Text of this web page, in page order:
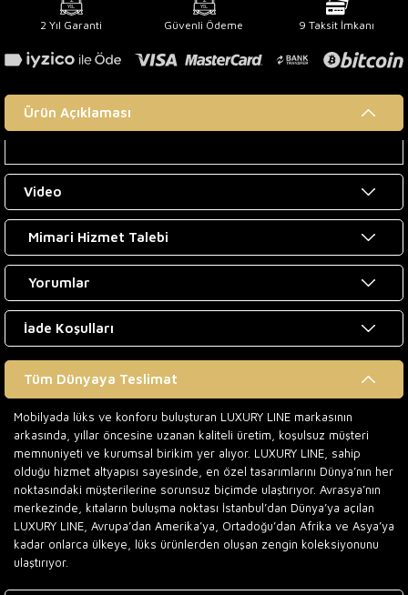
2 Yıl Garanti Güvenli Ödeme 9 Taksit İmkanı
Ürün Açıklaması
Video
Mimari Hizmet Talebi
Yorumlar
İade Koşulları
Tüm Dünyaya Teslimat
Mobilyada lüks ve konforu buluşturan LUXURY LINE markasının
arkasında, yıllar öncesine uzanan kaliteli üretim, koşulsuz müşteri
memnuniyeti ve kurumsal birikim yer alıyor. LUXURY LINE, sahip
olduğu hizmet altyapısı sayesinde, en özel tasarımlarını Dünya’nın her
noktasındaki müşterilerine sorunsuz biçimde ulaştırıyor. Avrasya’nın
merkezinde, kıtaların buluşma noktası İstanbul’dan Dünya’ya açılan
LUXURY LINE, Avrupa’dan Amerika’ya, Ortadoğu’dan Afrika ve Asya’ya
kadar onlarca ülkeye, lüks ürünlerden oluşan zengin koleksiyonunu
ulaştırıyor.